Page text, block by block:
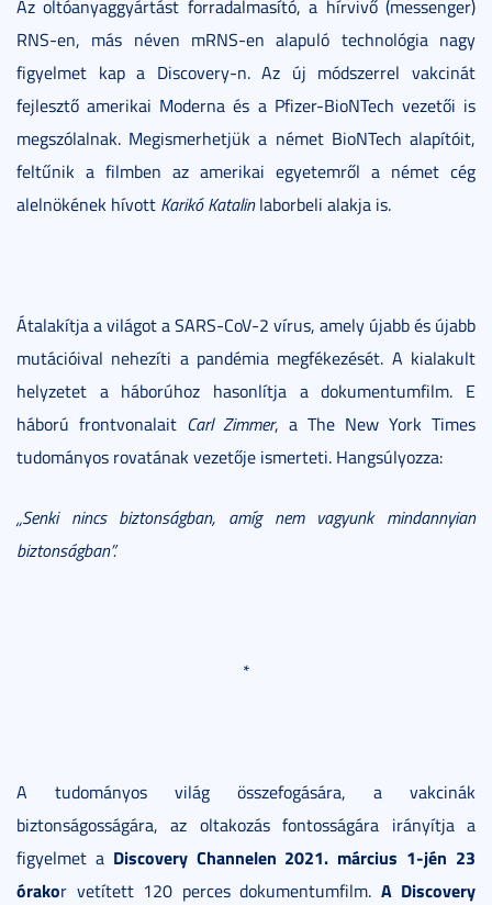
Az oltóanyaggyártást forradalmasító, a hírvivő (messenger)
RNS-en, más néven mRNS-en alapuló technológia nagy
figyelmet kap a Discovery-n. Az új módszerrel vakcinát
fejlesztő amerikai Moderna és a Pfizer-BioNTech vezetői is
megszólalnak. Megismerhetjük a német BioNTech alapítóit,
feltűnik a filmben az amerikai egyetemről a német cég
alelnökének hívott Karikó Katalinlaborbeli alakja is.
Átalakítja a világot a SARS-CoV-2 vírus, amely újabb és újabb
mutációival nehezíti a pandémia megfékezését. A kialakult
helyzetet a háborúhoz hasonlítja a dokumentumfilm. E
háború frontvonalait Carl Zimmer, a The New York Times
tudományos rovatának vezetője ismerteti. Hangsúlyozza:
„Senki nincs biztonságban, amíg nem vagyunk mindannyian
biztonságban”.
*
A tudományos világ összefogására, a vakcinák
biztonságosságára, az oltakozás fontosságára irányítja a
figyelmet a Discovery Channelen 2021. március 1-jén 23
órakor vetített 120 perces dokumentumfilm. A Discovery